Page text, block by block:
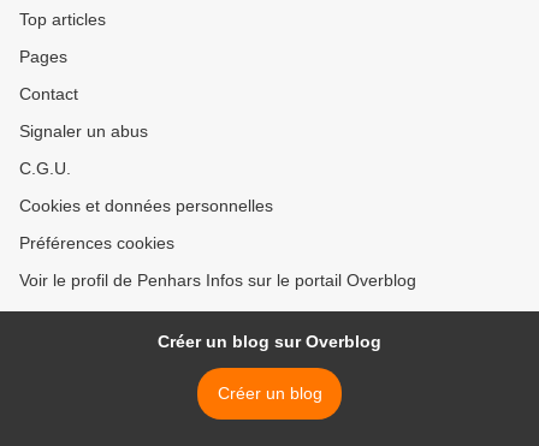
Top articles
Pages
Contact
Signaler un abus
C.G.U.
Cookies et données personnelles
Préférences cookies
Voir le profil de Penhars Infos sur le portail Overblog
Créer un blog sur Overblog
Créer un blog